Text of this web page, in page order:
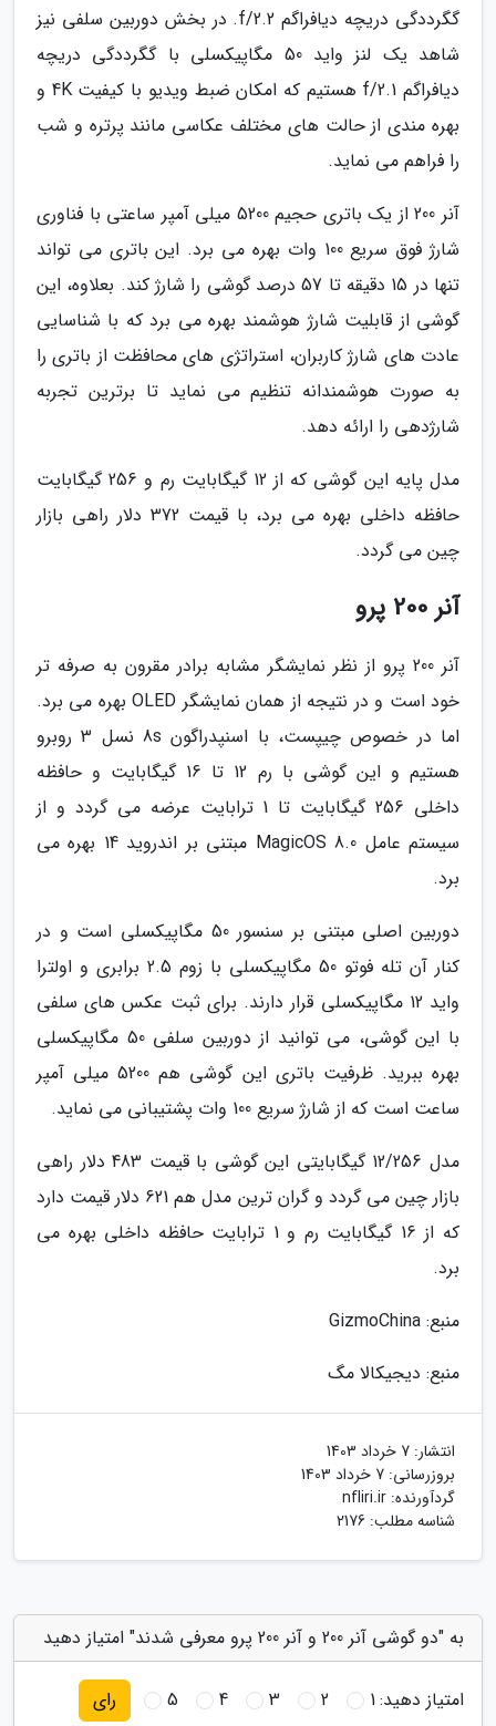
گگرددگی دریچه دیافراگم f/2.2. در بخش دوربین سلفی نیز
شاهد یک لنز واید 50 مگاپیکسلی با گگرددگی دریچه
دیافراگم f/2.1 هستیم که امکان ضبط ویدیو با کیفیت 4K و
بهره مندی از حالت های مختلف عکاسی مانند پرتره و شب
را فراهم می نماید.
آنر 200 از یک باتری حجیم 5200 میلی آمپر ساعتی با فناوری
شارژ فوق سریع 100 وات بهره می برد. این باتری می تواند
تنها در 15 دقیقه تا 57 درصد گوشی را شارژ کند. بعلاوه، این
گوشی از قابلیت شارژ هوشمند بهره می برد که با شناسایی
عادت های شارژ کاربران، استراتژی های محافظت از باتری را
به صورت هوشمندانه تنظیم می نماید تا برترین تجربه
شارژدهی را ارائه دهد.
مدل پایه این گوشی که از 12 گیگابایت رم و 256 گیگابایت
حافظه داخلی بهره می برد، با قیمت 372 دلار راهی بازار
چین می گردد.
آنر 200 پرو
آنر 200 پرو از نظر نمایشگر مشابه برادر مقرون به صرفه تر
خود است و در نتیجه از همان نمایشگر OLED بهره می برد.
اما در خصوص چیپست، با اسنپدراگون 8s نسل 3 روبرو
هستیم و این گوشی با رم 12 تا 16 گیگابایت و حافظه
داخلی 256 گیگابایت تا 1 ترابایت عرضه می گردد و از
سیستم عامل MagicOS 8.0 مبتنی بر اندروید 14 بهره می
برد.
دوربین اصلی مبتنی بر سنسور 50 مگاپیکسلی است و در
کنار آن تله فوتو 50 مگاپیکسلی با زوم 2.5 برابری و اولترا
واید 12 مگاپیکسلی قرار دارند. برای ثبت عکس های سلفی
با این گوشی، می توانید از دوربین سلفی 50 مگاپیکسلی
بهره ببرید. ظرفیت باتری این گوشی هم 5200 میلی آمپر
ساعت است که از شارژ سریع 100 وات پشتیبانی می نماید.
مدل 12/256 گیگابایتی این گوشی با قیمت 483 دلار راهی
بازار چین می گردد و گران ترین مدل هم 621 دلار قیمت دارد
که از 16 گیگابایت رم و 1 ترابایت حافظه داخلی بهره می
برد.
منبع: GizmoChina
منبع: دیجیکالا مگ
انتشار: 7 خرداد 1403
بروزرسانی: 7 خرداد 1403
گردآورنده: nfliri.ir
شناسه مطلب: 2176
به "دو گوشی آنر 200 و آنر 200 پرو معرفی شدند" امتیاز دهید
امتیاز دهید:1
2
3
4
5 رای